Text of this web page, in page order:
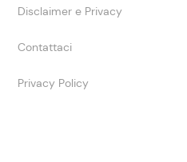
Disclaimer e Privacy
Contattaci
Privacy Policy